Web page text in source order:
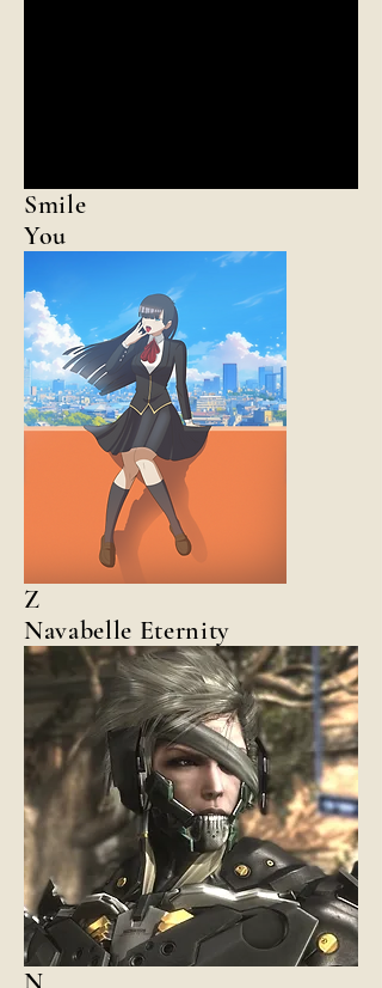
Smile
You
Z
Navabelle Eternity